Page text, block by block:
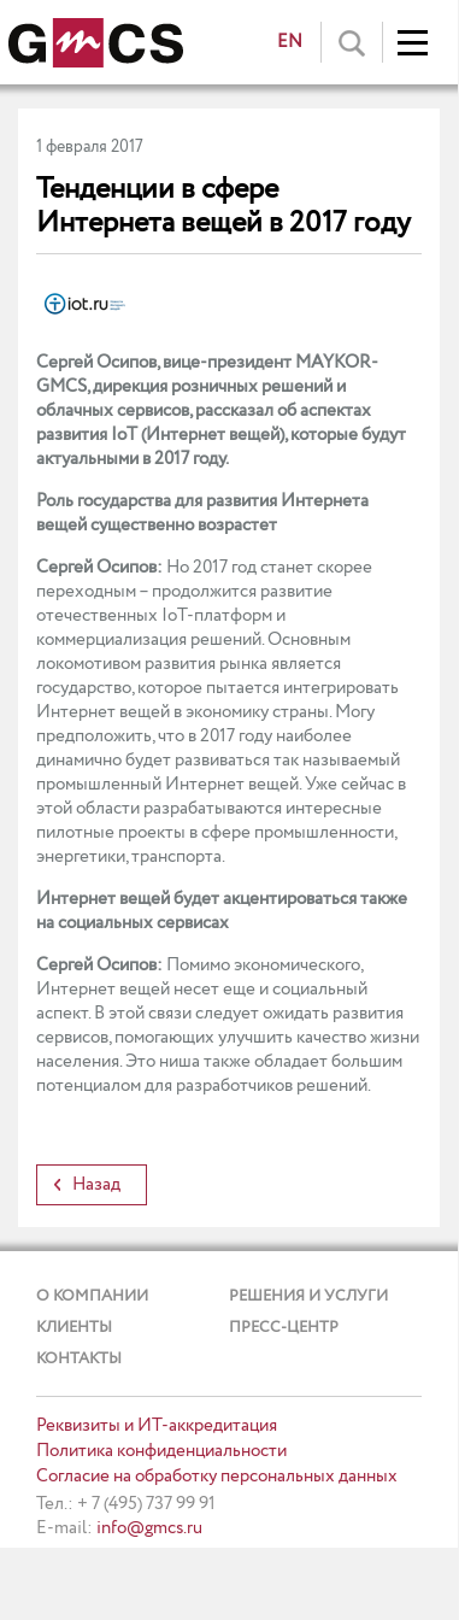
EN
1 февраля 2017
Тенденции в сфере
Интернета вещей в 2017 году
Сергей Осипов, вице-президент MAYKOR-
GMCS, дирекция розничных решений и
облачных сервисов, рассказал об аспектах
развития IoT (Интернет вещей), которые будут
актуальными в 2017 году.
Роль государства для развития Интернета
вещей существенно возрастет
Сергей Осипов: Но 2017 год станет скорее
переходным – продолжится развитие
отечественных IoT-платформ и
коммерциализация решений. Основным
локомотивом развития рынка является
государство, которое пытается интегрировать
Интернет вещей в экономику страны. Могу
предположить, что в 2017 году наиболее
динамично будет развиваться так называемый
промышленный Интернет вещей. Уже сейчас в
этой области разрабатываются интересные
пилотные проекты в сфере промышленности,
энергетики, транспорта.
Интернет вещей будет акцентироваться также
на социальных сервисах
Сергей Осипов: Помимо экономического,
Интернет вещей несет еще и социальный
аспект. В этой связи следует ожидать развития
сервисов, помогающих улучшить качество жизни
населения. Это ниша также обладает большим
потенциалом для разработчиков решений.
Назад
О КОМПАНИИ
РЕШЕНИЯ И УСЛУГИ
КЛИЕНТЫ
ПРЕСС-ЦЕНТР
КОНТАКТЫ
Реквизиты и ИТ-аккредитация
Политика конфиденциальности
Согласие на обработку персональных данных
Тел.: + 7 (495) 737 99 91
E-mail: info@gmcs.ru